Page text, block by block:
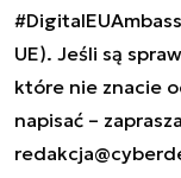
UE). Jeśli są
które nie znacie
napisać –